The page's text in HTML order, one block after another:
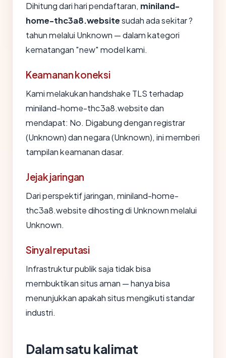
Dihitung dari hari pendaftaran, miniland-
home-thc3a8.websitesudah ada sekitar ?
tahun melalui Unknown — dalam kategori
kematangan "new" model kami.
Keamanan koneksi
Kami melakukan handshake TLS terhadap
miniland-home-thc3a8.website dan
mendapat: No. Digabung dengan registrar
(Unknown) dan negara (Unknown), ini memberi
tampilan keamanan dasar.
Jejak jaringan
Dari perspektif jaringan, miniland-home-
thc3a8.website dihosting di Unknown melalui
Unknown.
Sinyal reputasi
Infrastruktur publik saja tidak bisa
membuktikan situs aman — hanya bisa
menunjukkan apakah situs mengikuti standar
industri.
Dalam satu kalimat